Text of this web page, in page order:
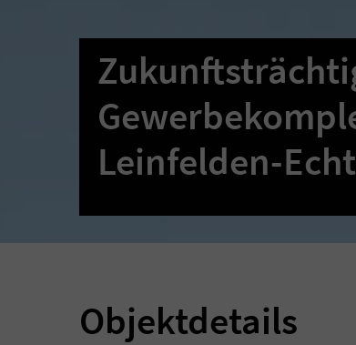
Leinfelden-
Objektdetails